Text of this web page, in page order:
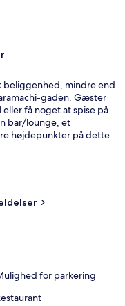
dobbeltværelse - 1
beliggenhed, mindre end
gaden. Gæster
få noget at spise på
bar/lounge, et
højdepunkter på dette
korte gåtur til offentlig
derfra og Kujo
for parkering